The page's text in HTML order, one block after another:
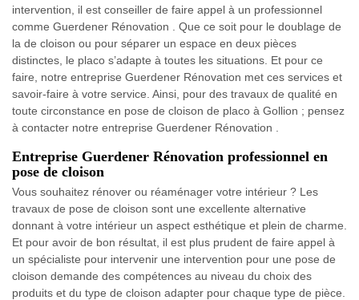
intervention, il est conseiller de faire appel à un professionnel
comme Guerdener Rénovation . Que ce soit pour le doublage de
la de cloison ou pour séparer un espace en deux pièces
distinctes, le placo s’adapte à toutes les situations. Et pour ce
faire, notre entreprise Guerdener Rénovation met ces services et
savoir-faire à votre service. Ainsi, pour des travaux de qualité en
toute circonstance en pose de cloison de placo à Gollion ; pensez
à contacter notre entreprise Guerdener Rénovation .
Entreprise Guerdener Rénovation professionnel en
pose de cloison
Vous souhaitez rénover ou réaménager votre intérieur ? Les
travaux de pose de cloison sont une excellente alternative
donnant à votre intérieur un aspect esthétique et plein de charme.
Et pour avoir de bon résultat, il est plus prudent de faire appel à
un spécialiste pour intervenir une intervention pour une pose de
cloison demande des compétences au niveau du choix des
produits et du type de cloison adapter pour chaque type de pièce.